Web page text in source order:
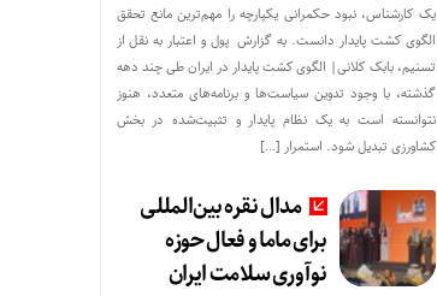
یک کارشناس، نبود حکمرانی یکپارچه را مهم‌ترین مانع تحقق
الگوی کشت پایدار دانست. به گزارش پول و اعتبار به نقل از
تسنیم، بابک کلانی| الگوی کشت پایدار در ایران طی چند دهه
گذشته، با وجود تدوین سیاست‌ها و برنامه‌های متعدد، هنوز
نتوانسته است به یک نظام پایدار و تثبیت‌شده در بخش
کشاورزی تبدیل شود. استمرار […]
مدال نقره بین‌المللی
برای ماما و فعال حوزه
نوآوری سلامت ایران